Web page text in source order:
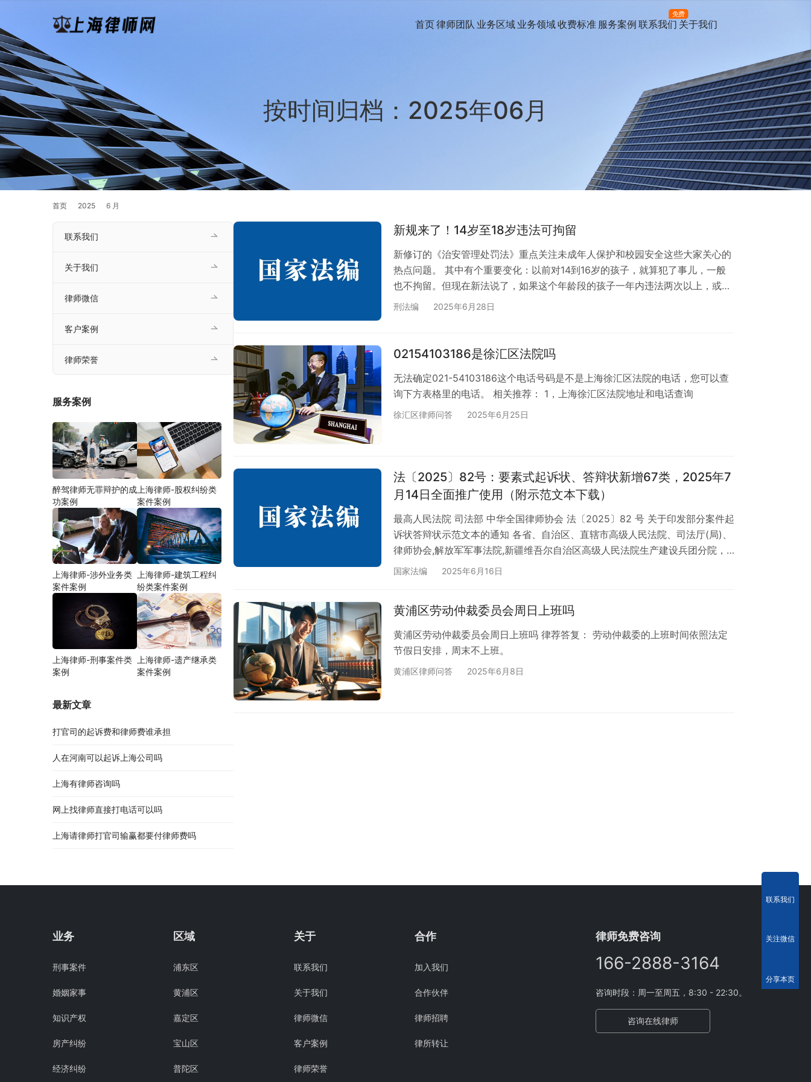
首页律师团队 业务区域 业务领域收费标准 服务案例 联系我们
免费
关于我们
按时间归档：2025年06月
首页 2025 6 月
新规来了！14岁至18岁违法可拘留
新修订的《治安管理处罚法》重点关注未成年人保护和校园安全这些大家关心的
热点问题。 其中有个重要变化：以前对14到16岁的孩子，就算犯了事儿，一般
也不拘留。但现在新法说了，如果这个年龄段的孩子一年内违法两次以上，或者
第一次违法但情节特别严重、影响特别坏（比如打人、威胁同学这种校园欺凌行
成年人犯罪数量总体是上升的。 光是2024年，全国检察机关受理审查起诉的
刑法编 2025年6月28日
02154103186是徐汇区法院吗
无法确定021-54103186这个电话号码是不是上海徐汇区法院的电话，您可以查
询下方表格里的电话。 相关推荐： 1，上海徐汇区法院地址和电话查询
徐汇区律师问答 2025年6月25日
法〔2025〕82号：要素式起诉状、答辩状新增67类，2025年7
月14日全面推广使用（附示范文本下载）
最高人民法院 司法部 中华全国律师协会 法〔2025〕82 号 关于印发部分案件起
诉状答辩状示范文本的通知 各省、自治区、直辖市高级人民法院、司法厅(局)、
律师协会,解放军军事法院,新疆维吾尔自治区高级人民法院生产建设兵团分院，
新疆生产建设兵团司法局、律师协会: …… 在此基础上,我们对第一批11类试行示
56类新的示范文本,现将两批67类示范文本合并印发，自…
国家法编 2025年6月16日
黄浦区劳动仲裁委员会周日上班吗
黄浦区劳动仲裁委员会周日上班吗 律荐答复： 劳动仲裁委的上班时间依照法定
节假日安排，周末不上班。
黄浦区律师问答 2025年6月8日
联系我们
关于我们
律师微信
客户案例
律师荣誉
服务案例
醉驾律师无罪辩护的成
功案例
上海律师-股权纠纷类
案件案例
上海律师-涉外业务类
案件案例
上海律师-建筑工程纠
纷类案件案例
上海律师-刑事案件类
案例
上海律师-遗产继承类
案件案例
最新文章
打官司的起诉费和律师费谁承担
人在河南可以起诉上海公司吗
上海有律师咨询吗
网上找律师直接打电话可以吗
上海请律师打官司输赢都要付律师费吗
业务
刑事案件
婚姻家事
知识产权
房产纠纷
经济纠纷
区域
浦东区
黄浦区
嘉定区
宝山区
普陀区
关于
联系我们
关于我们
律师微信
客户案例
律师荣誉
合作
加入我们
合作伙伴
律师招聘
律所转让
律师免费咨询
166-2888-3164
咨询时段：周一至周五，8:30 - 22:30。
咨询在线律师
联系我们
关注微信
分享本页